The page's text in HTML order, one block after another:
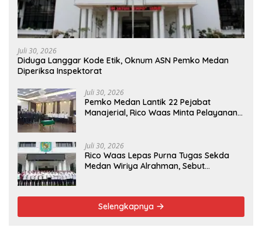
Juli 30, 2026
Diduga Langgar Kode Etik, Oknum ASN Pemko Medan
Diperiksa Inspektorat
Juli 30, 2026
Pemko Medan Lantik 22 Pejabat
Manajerial, Rico Waas Minta Pelayanan
Juli 30, 2026
Rico Waas Lepas Purna Tugas Sekda
Medan Wiriya Alrahman, Sebut
Selengkapnya